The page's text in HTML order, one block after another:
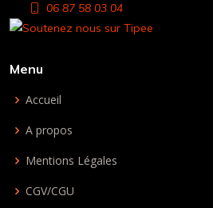
06 87 58 03 04
Menu
Accueil
A propos
Mentions Légales
CGV/CGU